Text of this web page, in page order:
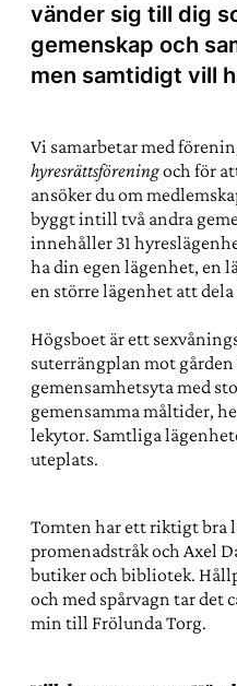
vänder sig till dig
gemenskap och
men samtidigt vill
Vi samarbetar med
hyresrättsföreningoch för
ansöker du om
byggt intill två andra
innehåller 31
ha din egen lägenhet, en
en större lägenhet att dela
Högsboet är ett
suterrängplan mot
gemensamhetsyta med
gemensamma måltider,
lekytor. Samtliga
uteplats.
Tomten har ett riktigt bra
promenadstråk och Axel
butiker och bibliotek.
och med spårvagn tar det
min till Frölunda Torg.